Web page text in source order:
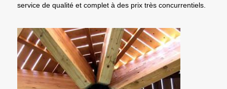
service de qualité et complet à des prix très concurrentiels.